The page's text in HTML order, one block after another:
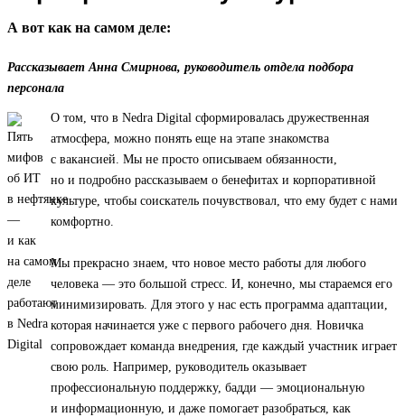
А вот как на самом деле:
Рассказывает Анна Смирнова, руководитель отдела подбора
персонала
О том, что в Nedra Digital сформировалась дружественная
атмосфера, можно понять еще на этапе знакомства
с вакансией. Мы не просто описываем обязанности,
но и подробно рассказываем о бенефитах и корпоративной
культуре, чтобы соискатель почувствовал, что ему будет с нами
комфортно.
Мы прекрасно знаем, что новое место работы для любого
человека — это большой стресс. И, конечно, мы стараемся его
минимизировать. Для этого у нас есть программа адаптации,
которая начинается уже с первого рабочего дня. Новичка
сопровождает команда внедрения, где каждый участник играет
свою роль. Например, руководитель оказывает
профессиональную поддержку, бадди — эмоциональную
и информационную, и даже помогает разобраться, как